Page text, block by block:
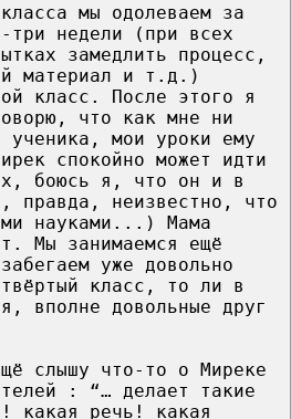
мы одолеваем за
три недели (при всех
замедлить процесс,
материал и т.д.)
класс. После этого я
что как мне ни
ученика, мои уроки ему
спокойно может идти
боюсь я, что он и в
правда, неизвестно, что
науками...) Мама
Мы занимаемся ещё
уже довольно
класс, то ли в
вполне довольные друг
слышу что-то о Миреке
: “… делает такие
какая речь! какая